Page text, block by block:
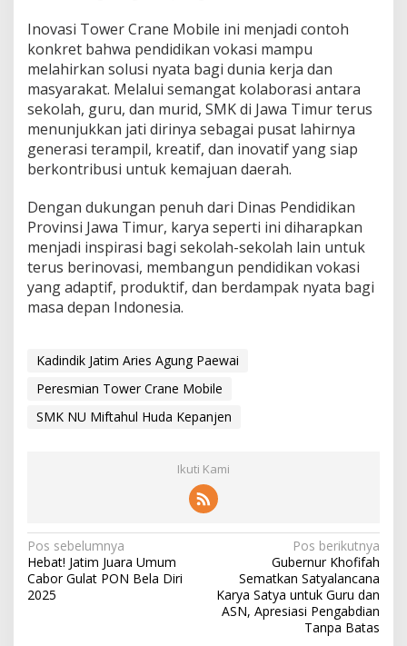
Inovasi Tower Crane Mobile ini menjadi contoh
konkret bahwa pendidikan vokasi mampu
melahirkan solusi nyata bagi dunia kerja dan
masyarakat. Melalui semangat kolaborasi antara
sekolah, guru, dan murid, SMK di Jawa Timur terus
menunjukkan jati dirinya sebagai pusat lahirnya
generasi terampil, kreatif, dan inovatif yang siap
berkontribusi untuk kemajuan daerah.
Dengan dukungan penuh dari Dinas Pendidikan
Provinsi Jawa Timur, karya seperti ini diharapkan
menjadi inspirasi bagi sekolah-sekolah lain untuk
terus berinovasi, membangun pendidikan vokasi
yang adaptif, produktif, dan berdampak nyata bagi
masa depan Indonesia.
Kadindik Jatim Aries Agung Paewai
Peresmian Tower Crane Mobile
SMK NU Miftahul Huda Kepanjen
Ikuti Kami
N
a
v
Pos sebelumnya
Hebat! Jatim Juara Umum
Cabor Gulat PON Bela Diri
2025
Pos berikutnya
Gubernur Khofifah
Sematkan Satyalancana
Karya Satya untuk Guru dan
ASN, Apresiasi Pengabdian
Tanpa Batas